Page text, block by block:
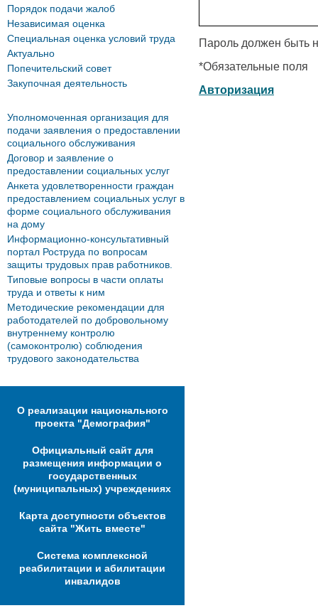
Пароль должен быть
*Обязательные поля
Авторизация
Порядок подачи жалоб
Независимая оценка
Специальная оценка условий труда
Актуально
Попечительский совет
Закупочная деятельность
Уполномоченная организация для
подачи заявления о предоставлении
социального обслуживания
Договор и заявление о
предоставлении социальных услуг
Анкета удовлетворенности граждан
предоставлением социальных услуг в
форме социального обслуживания
на дому
Информационно-консультативный
портал Роструда по вопросам
защиты трудовых прав работников.
Типовые вопросы в части оплаты
труда и ответы к ним
Методические рекомендации для
работодателей по добровольному
внутреннему контролю
(самоконтролю) соблюдения
трудового законодательства
О реализации национального
проекта "Демография"
Официальный сайт для
размещения информации о
государственных
(муниципальных) учреждениях
Карта доступности объектов
сайта "Жить вместе"
Система комплексной
реабилитации и абилитации
инвалидов